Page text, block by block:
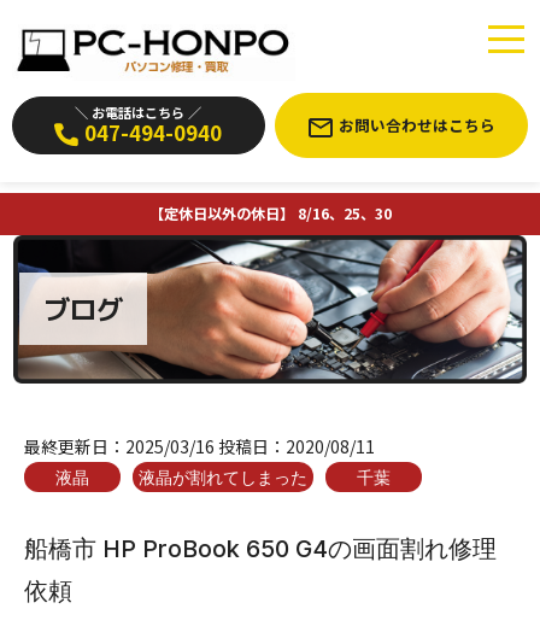
＼ お電話はこちら ／
047-494-0940 お問い合わせはこちら
【定休日以外の休日】 8/16、25、30
ブログ
最終更新日： 2025/03/16 投稿日： 2020/08/11
液晶 液晶が割れてしまった 千葉
船橋市 HP ProBook 650 G4の画面割れ修理
依頼